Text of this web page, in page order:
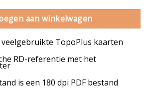
aan winkelwagen
veelgebruikte TopoPlus kaarten
RD-referentie met het
is een 180 dpi PDF bestand